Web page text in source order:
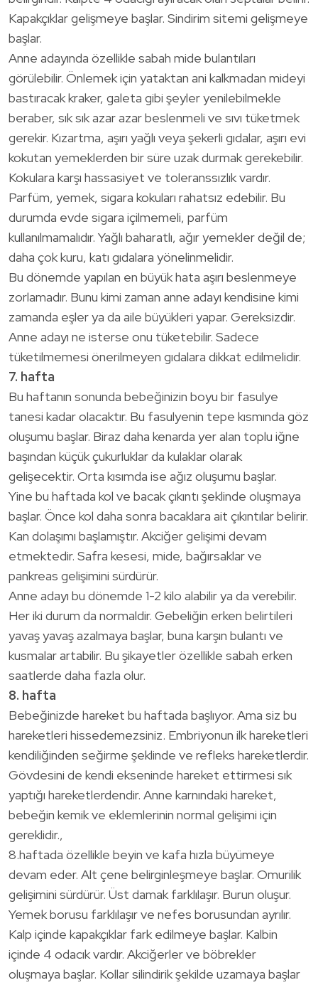
Kapakçıklar gelişmeye başlar. Sindirim sitemi gelişmeye
başlar.
Anne adayında özellikle sabah mide bulantıları
görülebilir. Önlemek için yataktan ani kalkmadan mideyi
bastıracak kraker, galeta gibi şeyler yenilebilmekle
beraber, sık sık azar azar beslenmeli ve sıvı tüketmek
gerekir. Kızartma, aşırı yağlı veya şekerli gıdalar, aşırı evi
kokutan yemeklerden bir süre uzak durmak gerekebilir.
Kokulara karşı hassasiyet ve toleranssızlık vardır.
Parfüm, yemek, sigara kokuları rahatsız edebilir. Bu
durumda evde sigara içilmemeli, parfüm
kullanılmamalıdır. Yağlı baharatlı, ağır yemekler değil de;
daha çok kuru, katı gıdalara yönelinmelidir.
Bu dönemde yapılan en büyük hata aşırı beslenmeye
zorlamadır. Bunu kimi zaman anne adayı kendisine kimi
zamanda eşler ya da aile büyükleri yapar. Gereksizdir.
Anne adayı ne isterse onu tüketebilir. Sadece
tüketilmemesi önerilmeyen gıdalara dikkat edilmelidir.
7. hafta
Bu haftanın sonunda bebeğinizin boyu bir fasulye
tanesi kadar olacaktır. Bu fasulyenin tepe kısmında göz
oluşumu başlar. Biraz daha kenarda yer alan toplu iğne
başından küçük çukurluklar da kulaklar olarak
gelişecektir. Orta kısımda ise ağız oluşumu başlar.
Yine bu haftada kol ve bacak çıkıntı şeklinde oluşmaya
başlar. Önce kol daha sonra bacaklara ait çıkıntılar belirir.
Kan dolaşımı başlamıştır. Akciğer gelişimi devam
etmektedir. Safra kesesi, mide, bağırsaklar ve
pankreas gelişimini sürdürür.
Anne adayı bu dönemde 1-2 kilo alabilir ya da verebilir.
Her iki durum da normaldir. Gebeliğin erken belirtileri
yavaş yavaş azalmaya başlar, buna karşın bulantı ve
kusmalar artabilir. Bu şikayetler özellikle sabah erken
saatlerde daha fazla olur.
8. hafta
Bebeğinizde hareket bu haftada başlıyor. Ama siz bu
hareketleri hissedemezsiniz. Embriyonun ilk hareketleri
kendiliğinden seğirme şeklinde ve refleks hareketlerdir.
Gövdesini de kendi ekseninde hareket ettirmesi sık
yaptığı hareketlerdendir. Anne karnındaki hareket,
bebeğin kemik ve eklemlerinin normal gelişimi için
gereklidir.,
8.haftada özellikle beyin ve kafa hızla büyümeye
devam eder. Alt çene belirginleşmeye başlar. Omurilik
gelişimini sürdürür. Üst damak farklılaşır. Burun oluşur.
Yemek borusu farklılaşır ve nefes borusundan ayrılır.
Kalp içinde kapakçıklar fark edilmeye başlar. Kalbin
içinde 4 odacık vardır. Akciğerler ve böbrekler
oluşmaya başlar. Kollar silindirik şekilde uzamaya başlar